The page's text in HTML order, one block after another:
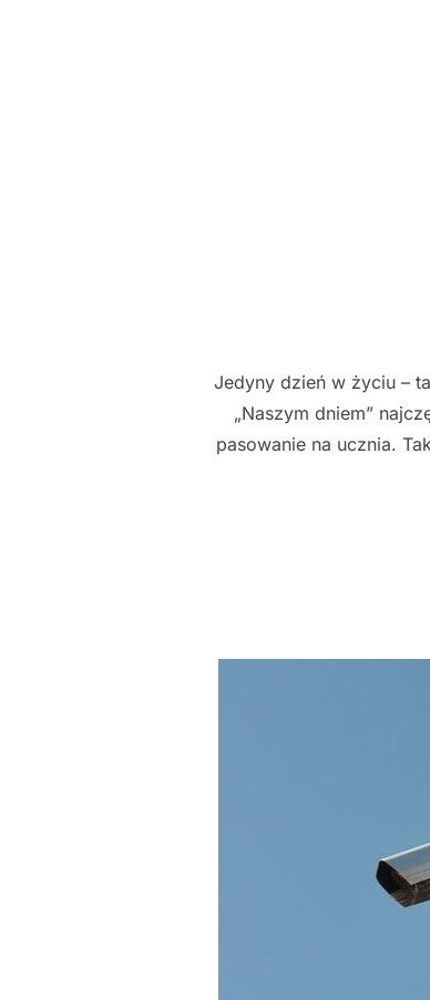
Jedyny dzień w życiu –
„Naszym dniem”
pasowanie na ucznia.